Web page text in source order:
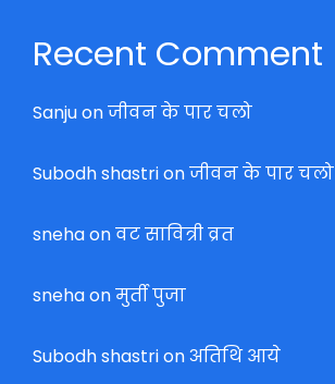
Recent Comment
Sanjuonजीवन के पार चलो
Subodh shastrionजीवन के पार चलो
snehaonवट सावित्री व्रत
snehaonमुर्ती पुजा
Subodh shastrionअतिथि आये